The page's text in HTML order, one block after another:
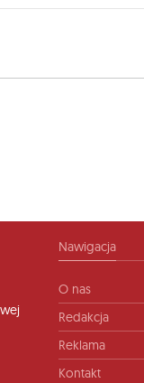
Nawigacja
O nas
Redakcja
Reklama
Kontakt